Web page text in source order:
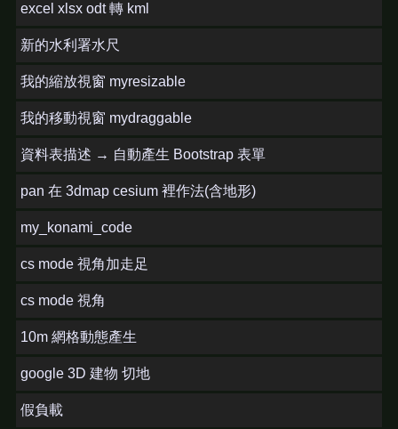
excel xlsx odt 轉 kml
新的水利署水尺
我的縮放視窗 myresizable
我的移動視窗 mydraggable
資料表描述 → 自動產生 Bootstrap 表單
pan 在 3dmap cesium 裡作法(含地形)
my_konami_code
cs mode 視角加走足
cs mode 視角
10m 網格動態產生
google 3D 建物 切地
假負載